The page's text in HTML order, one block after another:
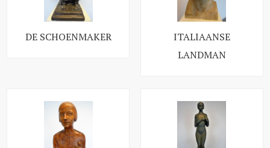
DE SCHOENMAKER
ITALIAANSE
LANDMAN